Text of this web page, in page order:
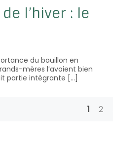
l’hiver : le
du bouillon en
mères l’avaient bien
partie intégrante […]
1 2